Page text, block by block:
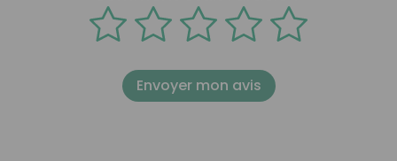
Envoyer mon avis